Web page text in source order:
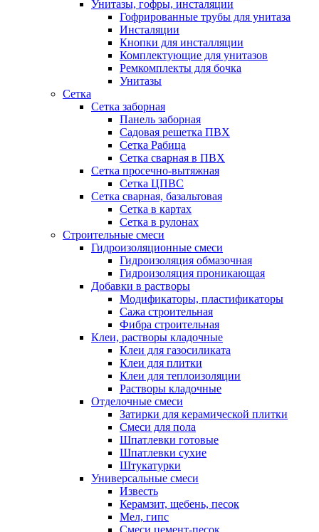
Унитазы, гофры, инсталяции
Гофрированные трубы для унитаза
Инсталяции
Кнопки для инсталляции
Комплектующие для унитазов
Ремкомплекты для бочка
Унитазы
Сетка
Сетка заборная
Панель заборная
Садовая решетка ПВХ
Сетка Рабица
Сетка сварная в ПВХ
Сетка просечно-вытяжная
Сетка ЦПВС
Сетка сварная, базальтовая
Сетка в картах
Сетка в рулонах
Строительные смеси
Гидроизоляционные смеси
Гидроизоляция обмазочная
Гидроизоляция проникающая
Добавки в растворы
Модификаторы, пластификаторы
Сажа строительная
Фибра строительная
Клеи, растворы кладочные
Клеи для газосиликата
Клеи для плитки
Клеи для теплоизоляции
Растворы кладочные
Отделочные смеси
Затирки для керамической плитки
Смеси для пола
Шпатлевки готовые
Шпатлевки сухие
Штукатурки
Универсальные смеси
Известь
Керамзит, щебень, песок
Мел, гипс
Смеси цемент-песок